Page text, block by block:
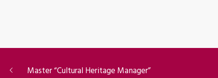
Master “Cultural Heritage Manager”